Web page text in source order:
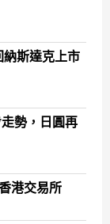
斯達克上市
勢，日圓再
港交易所